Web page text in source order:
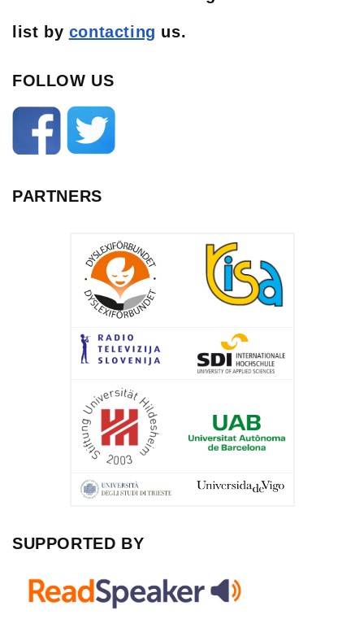
list by contacting us.
FOLLOW US
PARTNERS
SUPPORTED BY